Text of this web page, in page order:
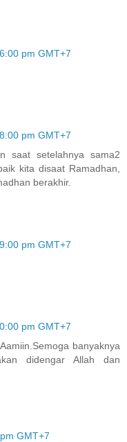
pm GMT+7
pm GMT+7
saat setelahnya sama2
kita disaat Ramadhan,
berakhir.
pm GMT+7
pm GMT+7
banyaknya
didengar Allah dan
GMT+7